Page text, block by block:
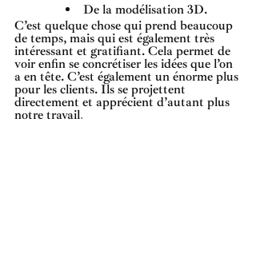
De la modélisation 3D.
C’est quelque chose qui prend beaucoup
de temps, mais qui est également très
intéressant et gratifiant. Cela permet de
voir enfin se concrétiser les idées que l’on
a en tête. C’est également un énorme plus
pour les clients. Ils se projettent
directement et apprécient d’autant plus
notre travail.